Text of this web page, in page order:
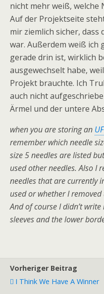
nicht mehr weiß, welche
Auf der Projektseite
mir ziemlich sicher, dass
war. Außerdem weiß ich
gerade drin ist, wirklich
ausgewechselt habe,
Projekt brauchte. Ich
auch nicht
Ärmel und der untere
when you are storing an
remember which needle
size 5 needles are listed
used other needles.Also I
needles that are currently
used or whether I
And of course I didn’t
sleeves and the lower
Vorheriger Beitrag
I Think We Have A Winner